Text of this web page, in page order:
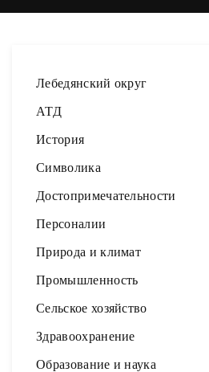
Лебедянский округ
АТД
История
Символика
Достопримечательности
Персоналии
Природа и климат
Промышленность
Сельское хозяйство
Здравоохранение
Образование и наука